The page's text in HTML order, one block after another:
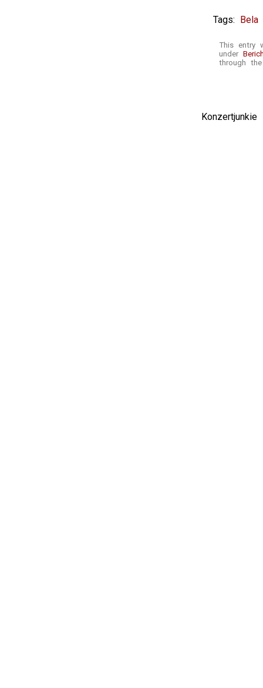
Tags: Bela
This entry
under
through